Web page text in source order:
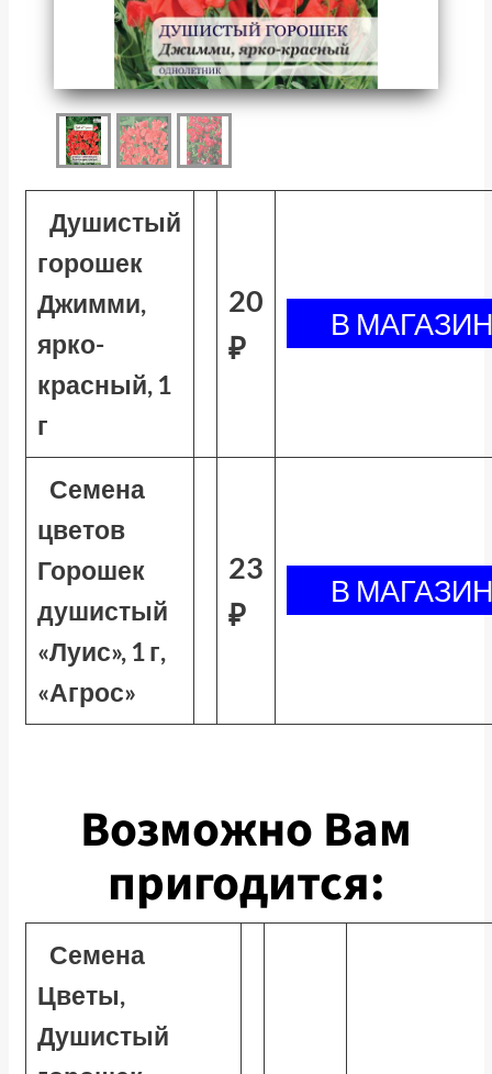
Душистый
горошек
Джимми,
ярко-
красный, 1
г
20
₽
Семена
цветов
Горошек
душистый
«Луис», 1 г,
«Агрос»
23
₽
Возможно Вам
пригодится:
Семена
Цветы,
Душистый